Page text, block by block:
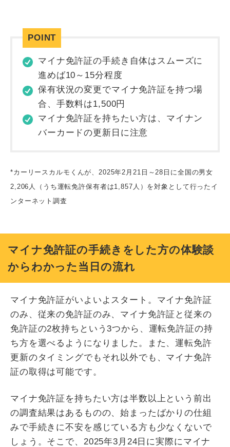
マイナ免許証の手続き自体はスムーズに
進めば10～15分程度
保有状況の変更でマイナ免許証を持つ場
合、手数料は1,500円
マイナ免許証を持ちたい方は、マイナン
バーカードの更新日に注意
*カーリースカルモくんが、2025年2月21日～28日に全国の男女
2,206人（うち運転免許保有者は1,857人）を対象として行ったイ
ンターネット調査
マイナ免許証の手続きをした方の体験談
からわかった当日の流れ
マイナ免許証がいよいよスタート。マイナ免許証
のみ、従来の免許証のみ、マイナ免許証と従来の
免許証の2枚持ちという3つから、運転免許証の持
ち方を選べるようになりました。また、運転免許
更新のタイミングでもそれ以外でも、マイナ免許
証の取得は可能です。
マイナ免許証を持ちたい方は半数以上という前出
の調査結果はあるものの、始まったばかりの仕組
みで手続きに不安を感じている方も少なくないで
しょう。そこで、2025年3月24日に実際にマイナ